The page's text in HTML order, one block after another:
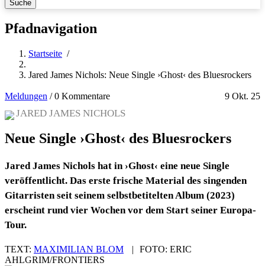
Pfadnavigation
Startseite /
Jared James Nichols: Neue Single ›Ghost‹ des Bluesrockers
Meldungen 9 Okt. 25
/0 Kommentare
JARED JAMES NICHOLS
Neue Single ›Ghost‹ des Bluesrockers
Jared James Nichols hat in ›Ghost‹ eine neue Single
veröffentlicht. Das erste frische Material des singenden
Gitarristen seit seinem selbstbetitelten Album (2023)
erscheint rund vier Wochen vor dem Start seiner Europa-
Tour.
TEXT: MAXIMILIAN BLOM | FOTO: ERIC
AHLGRIM/FRONTIERS